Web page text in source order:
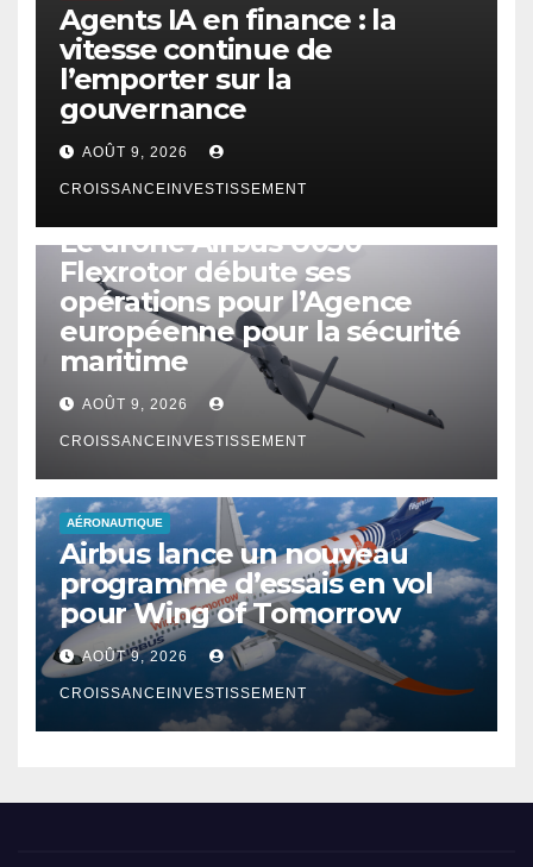
Agents IA en finance : la
vitesse continue de
l’emporter sur la
gouvernance
AOÛT 9, 2026
CROISSANCEINVESTISSEMENT
Le drone Airbus U030
Flexrotor débute ses
opérations pour l’Agence
européenne pour la sécurité
maritime
AOÛT 9, 2026
CROISSANCEINVESTISSEMENT
AÉRONAUTIQUE
Airbus lance un nouveau
programme d’essais en vol
pour Wing of Tomorrow
AOÛT 9, 2026
CROISSANCEINVESTISSEMENT